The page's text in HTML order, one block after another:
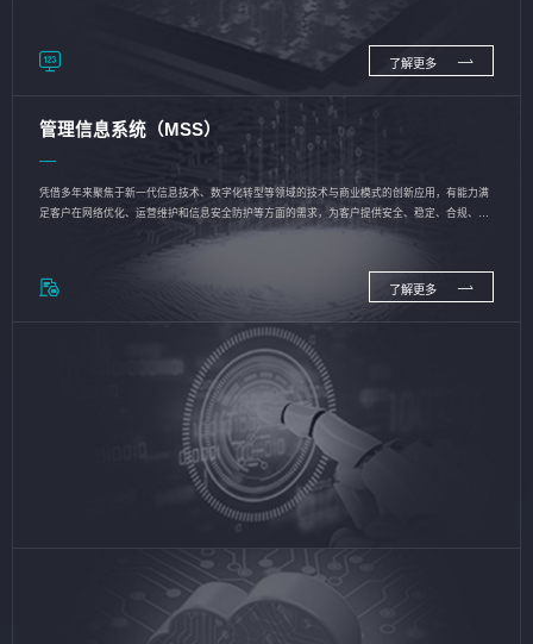
了解更多
管理信息系统（MSS）
凭借多年来聚焦于新一代信息技术、数字化转型等领域的技术与商业模式的创新应用，有能力满
足客户在网络优化、运营维护和信息安全防护等方面的需求，为客户提供安全、稳定、合规、持
了解更多